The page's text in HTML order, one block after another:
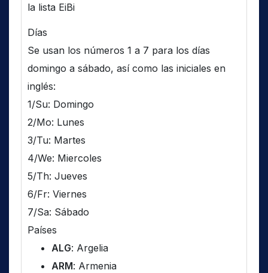
la lista EiBi
Días
Se usan los números 1 a 7 para los días
domingo a sábado, así como las iniciales en
inglés:
1/Su: Domingo
2/Mo: Lunes
3/Tu: Martes
4/We: Miercoles
5/Th: Jueves
6/Fr: Viernes
7/Sa: Sábado
Países
ALG: Argelia
ARM: Armenia